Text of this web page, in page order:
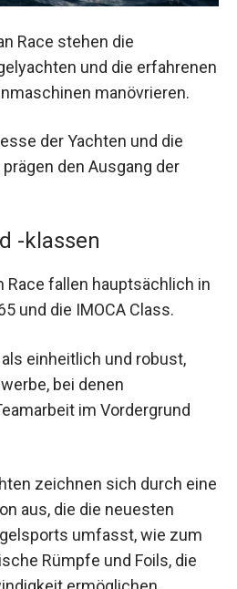
Race stehen die
und die erfahrenen
manövrieren.
der Yachten und die
den Ausgang der
-klassen
Race fallen hauptsächlich in
und die IMOCA Class.
einheitlich und robust,
bei denen
im Vordergrund
zeichnen sich durch eine
aus, die die neuesten
umfasst, wie zum
Rümpfe und Foils, die